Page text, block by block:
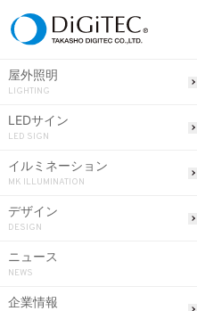
屋外照明
LIGHTING
LEDサイン
LED SIGN
イルミネーション
MK ILLUMINATION
デザイン
DESIGN
ニュース
NEWS
企業情報